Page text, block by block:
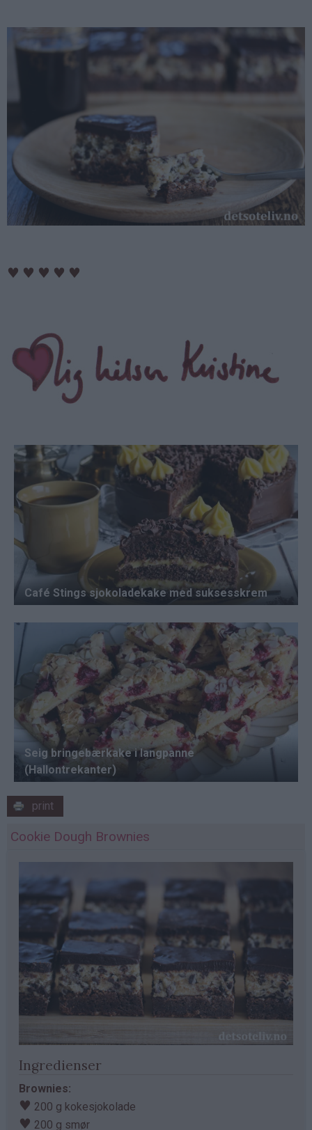
♥ ♥ ♥ ♥ ♥
print
Cookie Dough Brownies
Ingredienser
Brownies:
♥ 200 g kokesjokolade
♥ 200 g smør